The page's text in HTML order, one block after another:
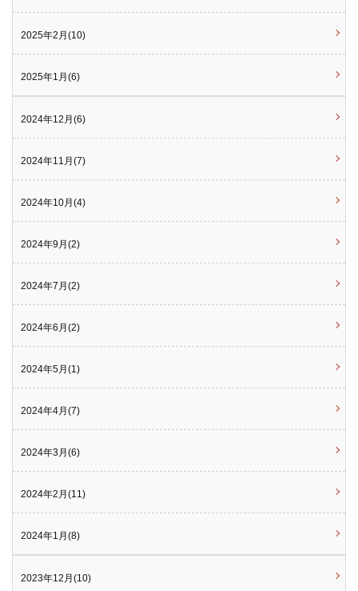
2025年2月(10)
2025年1月(6)
2024年12月(6)
2024年11月(7)
2024年10月(4)
2024年9月(2)
2024年7月(2)
2024年6月(2)
2024年5月(1)
2024年4月(7)
2024年3月(6)
2024年2月(11)
2024年1月(8)
2023年12月(10)